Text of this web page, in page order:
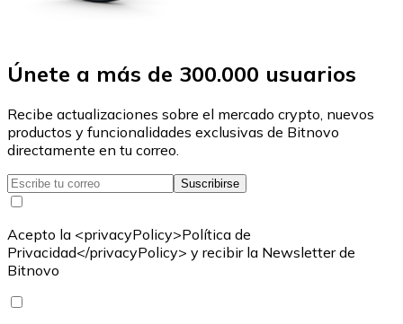
Únete a más de 300.000 usuarios
Recibe actualizaciones sobre el mercado crypto, nuevos
productos y funcionalidades exclusivas de Bitnovo
directamente en tu correo.
Suscribirse
Acepto la <privacyPolicy>Política de
Privacidad</privacyPolicy> y recibir la Newsletter de
Bitnovo